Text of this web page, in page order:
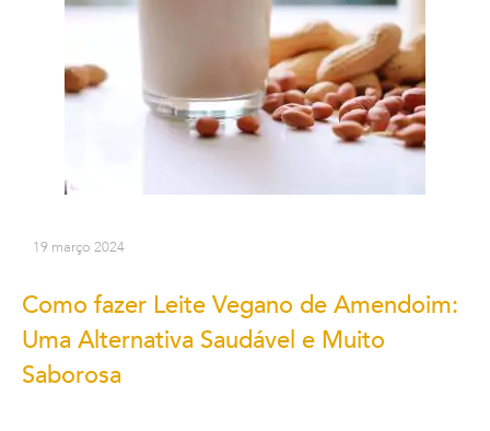
19 março 2024
Como fazer Leite Vegano de Amendoim:
Uma Alternativa Saudável e Muito
Saborosa